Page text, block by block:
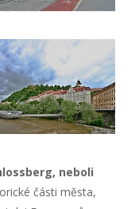
neboli
části města,